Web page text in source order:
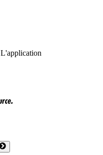
L'application